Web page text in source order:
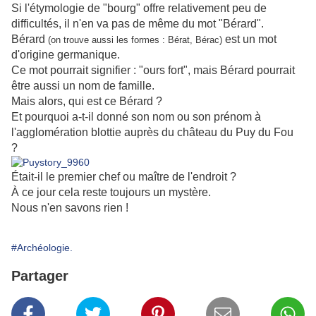
Si l'étymologie de "bourg" offre relativement peu de
difficultés, il n'en va pas de même du mot "Bérard".
Bérard (on trouve aussi les formes : Bérat, Bérac) est un mot
d'origine germanique.
Ce mot pourrait signifier : "ours fort", mais Bérard pourrait
être aussi un nom de famille.
Mais alors, qui est ce Bérard ?
Et pourquoi a-t-il donné son nom ou son prénom à
l'agglomération blottie auprès du château du Puy du Fou
?
Était-il le premier chef ou maître de l'endroit ?
À ce jour cela reste toujours un mystère.
Nous n'en savons rien !
#Archéologie.
Partager